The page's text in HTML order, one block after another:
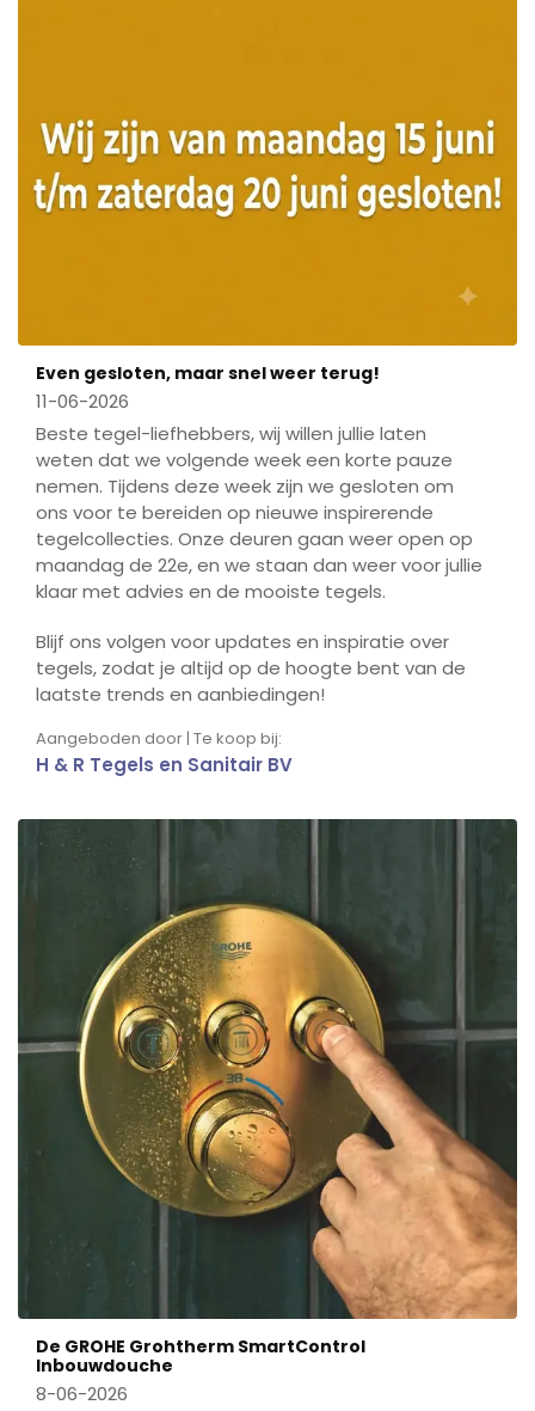
Even gesloten, maar snel weer terug!
11-06-2026
Beste tegel-liefhebbers, wij willen jullie laten
weten dat we volgende week een korte pauze
nemen. Tijdens deze week zijn we gesloten om
ons voor te bereiden op nieuwe inspirerende
tegelcollecties. Onze deuren gaan weer open op
maandag de 22e, en we staan dan weer voor jullie
klaar met advies en de mooiste tegels.
Blijf ons volgen voor updates en inspiratie over
tegels, zodat je altijd op de hoogte bent van de
laatste trends en aanbiedingen!
Aangeboden door | Te koop bij:
H & R Tegels en Sanitair BV
De GROHE Grohtherm SmartControl
Inbouwdouche
8-06-2026